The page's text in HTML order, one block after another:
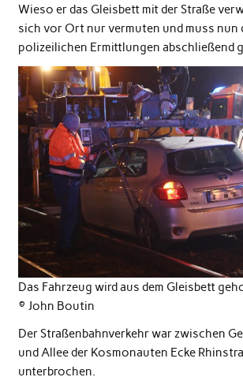
Wieso er das Gleisbett mit der Straße
sich vor Ort nur vermuten und muss nun
polizeilichen Ermittlungen abschließend
Das Fahrzeug wird aus dem Gleisbett
© John Boutin
Der Straßenbahnverkehr war zwischen
und Allee der Kosmonauten Ecke
unterbrochen.